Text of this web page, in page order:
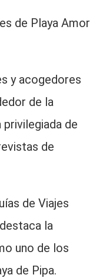
de Playa Amor
y acogedores
de la
privilegiada de
de
de Viajes
la
uno de los
de Pipa.